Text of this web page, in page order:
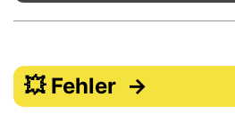
💥 Fehler →